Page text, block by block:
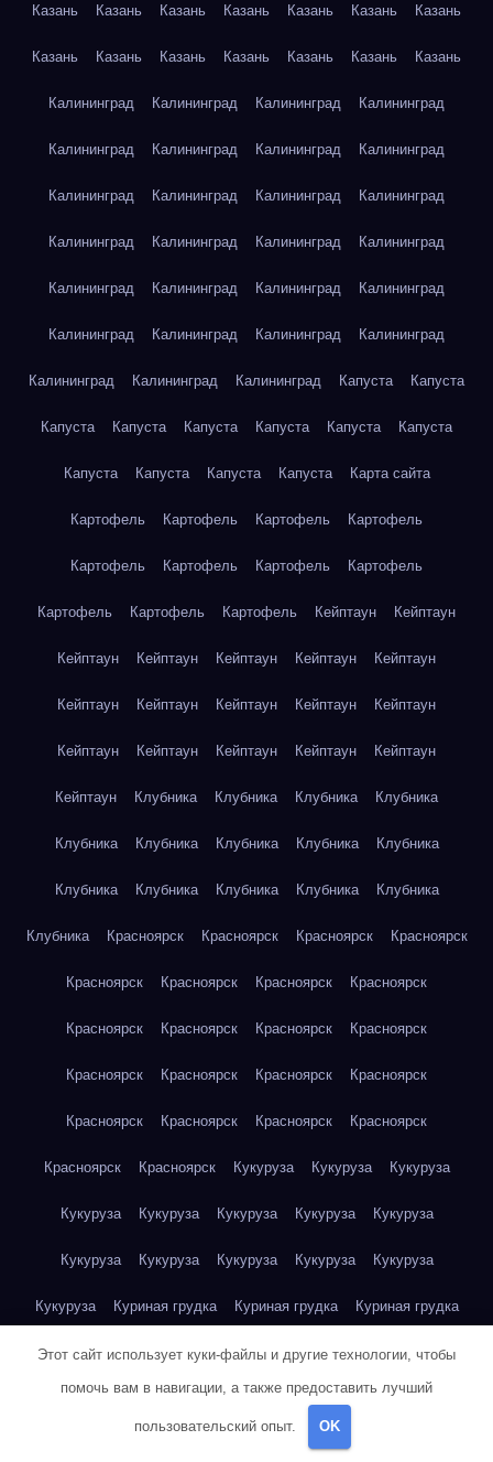
Казань Казань Казань Казань Казань Казань Казань
Казань Казань Казань Казань Казань Казань Казань
Калининград Калининград Калининград Калининград
Калининград Калининград Калининград Калининград
Калининград Калининград Калининград Калининград
Калининград Калининград Калининград Калининград
Калининград Калининград Калининград Калининград
Калининград Калининград Калининград Калининград
Калининград Калининград Калининград Капуста Капуста
Капуста Капуста Капуста Капуста Капуста Капуста
Капуста Капуста Капуста Капуста Карта сайта
Картофель Картофель Картофель Картофель
Картофель Картофель Картофель Картофель
Картофель Картофель Картофель Кейптаун Кейптаун
Кейптаун Кейптаун Кейптаун Кейптаун Кейптаун
Кейптаун Кейптаун Кейптаун Кейптаун Кейптаун
Кейптаун Кейптаун Кейптаун Кейптаун Кейптаун
Кейптаун Клубника Клубника Клубника Клубника
Клубника Клубника Клубника Клубника Клубника
Клубника Клубника Клубника Клубника Клубника
Клубника Красноярск Красноярск Красноярск Красноярск
Красноярск Красноярск Красноярск Красноярск
Красноярск Красноярск Красноярск Красноярск
Красноярск Красноярск Красноярск Красноярск
Красноярск Красноярск Красноярск Красноярск
Красноярск Красноярск Кукуруза Кукуруза Кукуруза
Кукуруза Кукуруза Кукуруза Кукуруза Кукуруза
Кукуруза Кукуруза Кукуруза Кукуруза Кукуруза
Кукуруза Куриная грудка Куриная грудка Куриная грудка
Куриная грудка Куриная грудка Куриная грудка
Куриная грудка Куриная грудка
Куриная грудка
Этот сайт использует куки-файлы и другие технологии, чтобы
помочь вам в навигации, а также предоставить лучший
пользовательский опыт. OK